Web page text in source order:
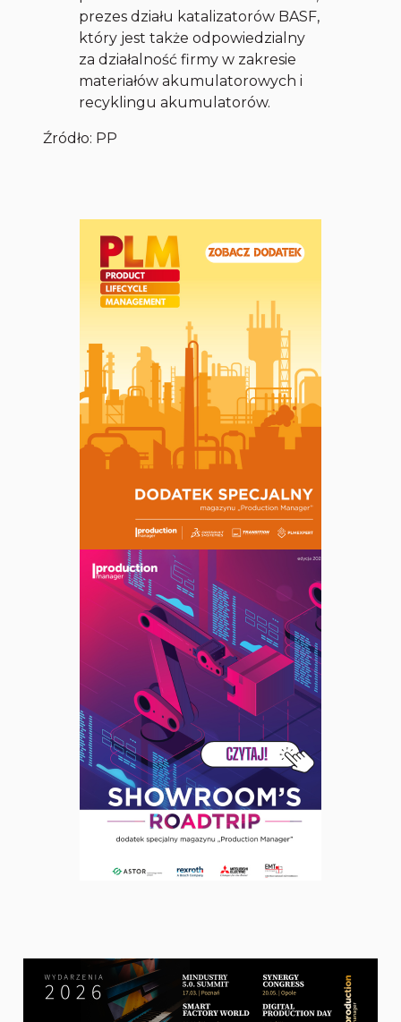
prezes działu katalizatorów BASF,
który jest także odpowiedzialny
za działalność firmy w zakresie
materiałów akumulatorowych i
recyklingu akumulatorów.
Źródło: PP